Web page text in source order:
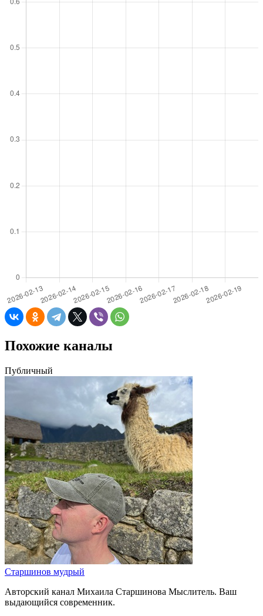
Похожие каналы
Публичный
Старшинов мудрый
Авторский канал Михаила Старшинова Мыслитель. Ваш
выдающийся современник.